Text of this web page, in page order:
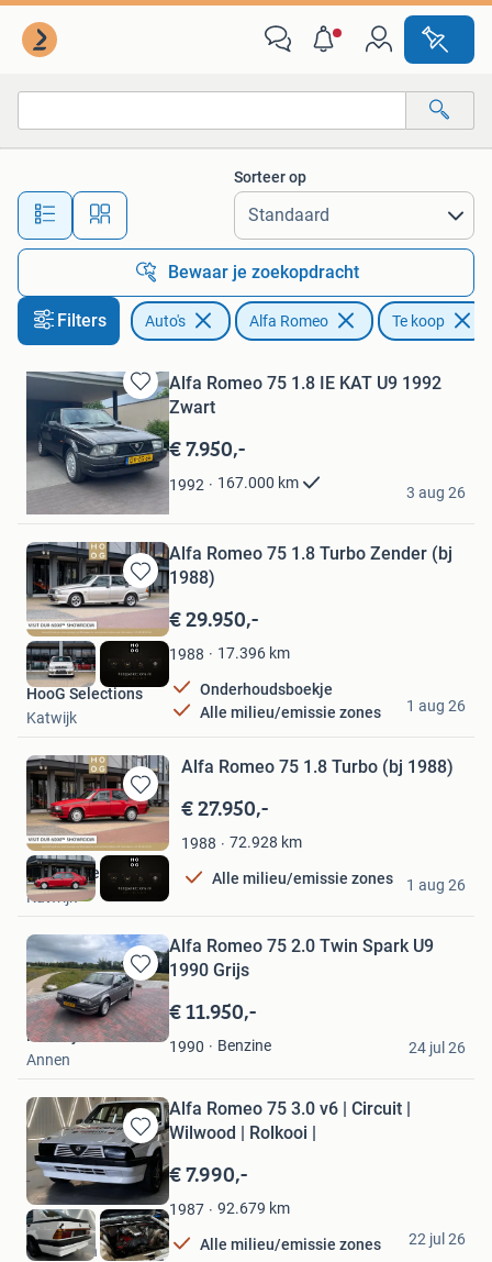
Alle afstanden…
Sorteer op
Bewaar je zoekopdracht
Filters Auto's Alfa Romeo Te koop
Bewaren
in
Mijn
Favorieten
Alfa Romeo 75 1.8 IE KAT U9 1992
Zwart
€ 7.950,-
1992 167.000 km
Bas Manders
3 aug 26
Bewaren
in
Mijn
Favorieten
Alfa Romeo 75 1.8 Turbo Zender (bj
1988)
€ 29.950,-
1988 17.396 km
Onderhoudsboekje
Alle milieu/emissie zones
HooG Selections
Katwijk
1 aug 26
Bewaren
in
Mijn
Favorieten
Alfa Romeo 75 1.8 Turbo (bj 1988)
€ 27.950,-
1988 72.928 km
Alle milieu/emissie zones
HooG Selections
Katwijk
1 aug 26
Bewaren
in
Mijn
Favorieten
Alfa Romeo 75 2.0 Twin Spark U9
1990 Grijs
€ 11.950,-
1990 Benzine
Matthijs
Annen
24 jul 26
Bewaren
in
Mijn
Favorieten
Alfa Romeo 75 3.0 v6 | Circuit |
Wilwood | Rolkooi |
€ 7.990,-
1987 92.679 km
Alle milieu/emissie zones
Mik
Groningen
22 jul 26